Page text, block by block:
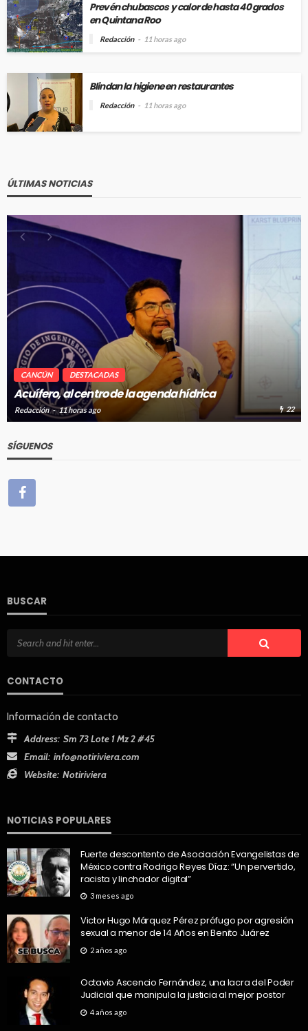
Prevén chubascos y calor de hasta 40 grados
en Quintana Roo
Redacción 11 horas ago
Blindan la higiene en restaurantes
Redacción 11 horas ago
ÚLTIMAS NOTICIAS
22
CANCÚN DESTACADAS
Renuevan 250 módulos de basura en el
Kukulcán
Redacción
SÍGUENOS
BUSCAR
CONTACTO
Información de contacto
Address: Sm 73 Lote 1 Mz 2 #45
Email: info@notiriviera.com
Website: Notiriviera
NOTICIAS POPULARES
Fuerte descontento de Asociación Evangelistas de
México contra Rodrigo Reyes Díaz: “Un pervertido,
racista y linchador digital”
3 meses ago
Victor Hugo Márquez Pérez prófugo por agresión
sexual a menor de 14 Años en Benito Juárez
2 años ago
Octavio Ascencio Fernández, una lacra del Poder
Judicial que manipula la justicia al mejor postor
4 años ago